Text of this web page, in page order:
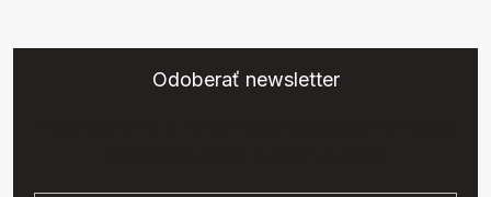
Odoberať newsletter